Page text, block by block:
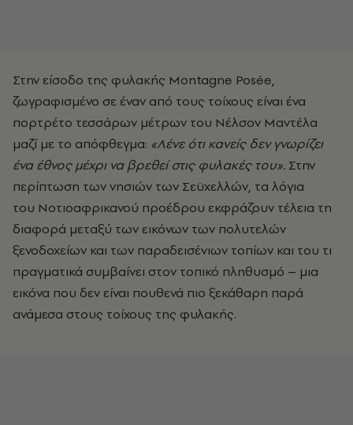
Στην είσοδο της φυλακής Montagne Posée,
ζωγραφισμένο σε έναν από τους τοίχους είναι ένα
πορτρέτο τεσσάρων μέτρων του Νέλσον Μαντέλα
μαζί με το απόφθεγμα: «Λένε ότι κανείς δεν γνωρίζει
ένα έθνος μέχρι να βρεθεί στις φυλακές του». Στην
περίπτωση των νησιών των Σεϋχελλών, τα λόγια
του Νοτιοαφρικανού προέδρου εκφράζουν τέλεια τη
διαφορά μεταξύ των εικόνων των πολυτελών
ξενοδοχείων και των παραδεισένιων τοπίων και του τι
πραγματικά συμβαίνει στον τοπικό πληθυσμό – μια
εικόνα που δεν είναι πουθενά πιο ξεκάθαρη παρά
ανάμεσα στους τοίχους της φυλακής.